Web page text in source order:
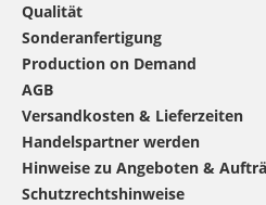
Qualität
Sonderanfertigung
Production on Demand
AGB
Versandkosten & Lieferzeiten
Handelspartner werden
Hinweise zu Angeboten &
Schutzrechtshinweise